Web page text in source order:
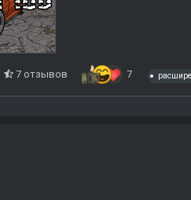
7 отзывов 7